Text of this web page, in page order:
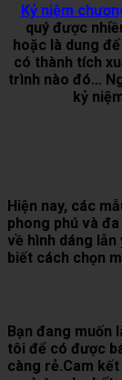
Kỷ niệm
quý được
hoặc là dung
có thành tích
trình nào đó…
kỷ
Hiện nay, các
phong phú và
về hình dáng
biết cách chọn
Bạn đang muốn
tôi để có được
càng rẻ.Cam